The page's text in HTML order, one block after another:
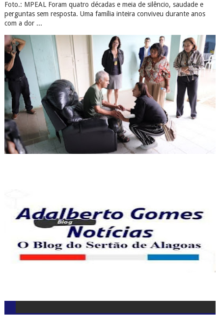
Foto.: MPEAL Foram quatro décadas e meia de silêncio, saudade e
perguntas sem resposta. Uma família inteira conviveu durante anos
com a dor ...